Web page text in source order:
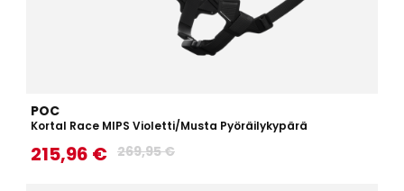
POC
Kortal Race MIPS Violetti/Musta Pyöräilykypärä
215,96 € 269,95 €